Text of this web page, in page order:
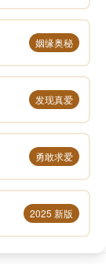
姻缘奥秘
发现真爱
勇敢求爱
2025 新版